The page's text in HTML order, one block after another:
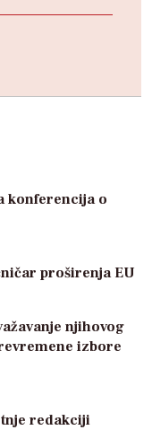
konferencija o
proširenja EU
njihovog
izbore
redakciji